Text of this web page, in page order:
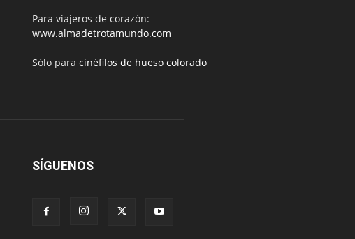
Para viajeros de corazón:
www.almadetrotamundo.com
Sólo para cinéfilos de hueso colorado
SÍGUENOS